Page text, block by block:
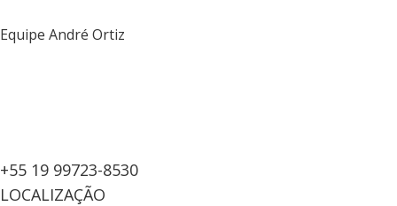
Equipe André Ortiz
+55 19 99723-8530
LOCALIZAÇÃO